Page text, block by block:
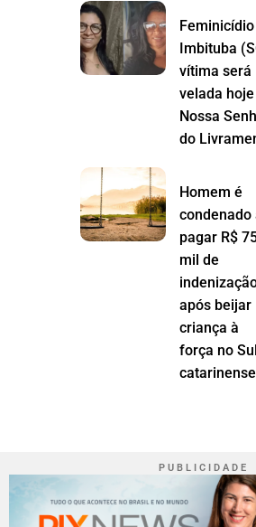
Feminicídio
Imbituba
vítima será
velada hoje
Nossa
do
Homem é
condenado
pagar R$
mil de
após beijar
criança à
força no Sul
catarinense
P U B L I C I D A D E